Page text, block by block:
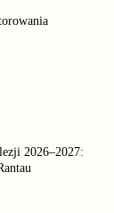
2026–2027: